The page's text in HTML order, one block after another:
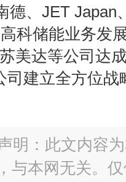
德、JET Japan
科储能业务发
美达等公司达
司建立全方位
明：此文内容
与本网无关。